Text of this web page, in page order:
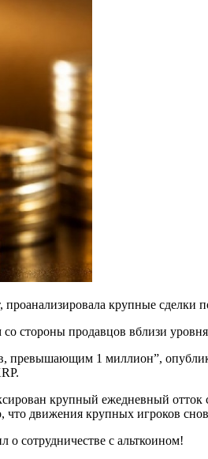
крупные сделки
стороны продавцов вблизи
превышающим 1 миллион”,
крупный ежедневный отток
движения крупных игроков
сотрудничестве с альткоином!